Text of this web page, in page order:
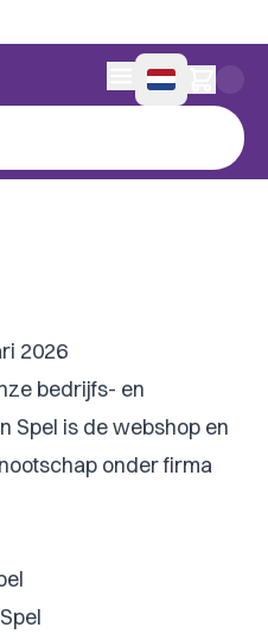
0 artikelen in
2026
bedrijfs- en
Spel is de webshop en
onder firma